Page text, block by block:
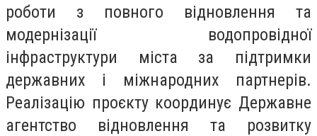
роботи з повного відновлення та
модернізації водопровідної
інфраструктури міста за підтримки
державних і міжнародних партнерів.
Реалізацію проєкту координує Державне
агентство відновлення та розвитку